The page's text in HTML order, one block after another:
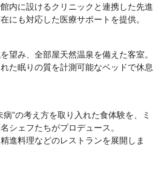
内に設けるクリニックと連携した先進
にも対応した医療サポートを提供。
望み、全部屋天然温泉を備えた客室。
た眠りの質を計測可能なベッドで休息
”の考え方を取り入れた食体験を、ミ
シェフたちがプロデュース。
進料理などのレストランを展開しま